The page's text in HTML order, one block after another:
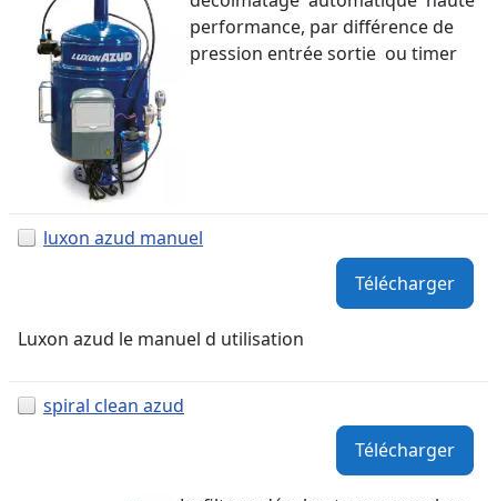
performance, par différence de
pression entrée sortie ou timer
luxon azud manuel
Télécharger
Luxon azud le manuel d utilisation
spiral clean azud
Télécharger